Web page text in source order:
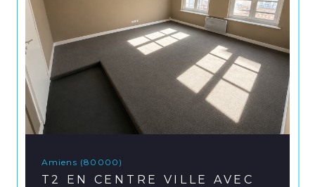
Amiens (80000)
T2 EN CENTRE VILLE AVEC